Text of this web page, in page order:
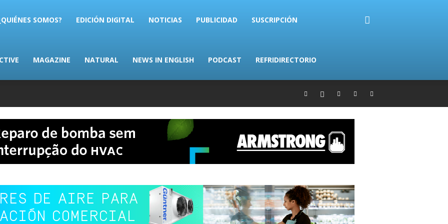
SOMOS? EDICIÓN DIGITAL NOTICIAS PUBLICIDAD SUSCRIPCIÓN
MAGAZINE NATURAL NEWS IN ENGLISH PODCAST REFRIDIRECTORIO